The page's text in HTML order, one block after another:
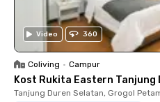
Video 360
Coliving • Campur
Kost Rukita Eastern Tanjung
Tanjung Duren Selatan, Grogol